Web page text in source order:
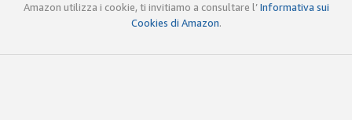
Amazon utilizza i cookie, ti invitiamo a consultare l’Informativa sui
Cookies di Amazon.